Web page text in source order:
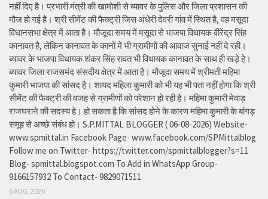
नहीं दिए है। प्रभारी मंत्री की खामोशी से ब्यावर के पुलिस और जिला प्रशासन की
मौज हो गई है। श्री सीमेंट की फैक्ट्री जिस अंधेरी देवरी गांव में स्थित है, वह मसूदा
विधानसभा क्षेत्र में आता है। मौजूदा समय में मसूदा से भाजपा विधायक वीरेंद्र सिंह
कानावत है, लेकिन कानावत के कानों में भी ग्रामीणों की आवाज सुनाई नहीं दे रही।
ब्यावर के भाजपा विधायक शंकर सिंह रावत भी विधायक कानावत के साथ ही खड़े हे।
ब्यावर जिला राजसमंद संसदीय क्षेत्र में आता है। मौजूदा समय में श्रीमती महिमा
कुमारी भाजपा की सांसद है। शायद महिला कुमारी को भी यह भी पता नहीं होगा कि श्री
सीमेंट की फैक्ट्री की वजह से ग्रामीणों को परेशान हो रही है। महिमा कुमारी मेवाड़
राजघराने की सदस्य हे। हो सकता है कि सांसद होने के कारण महिमा कुमारी के बांगड़
समूह से अच्छे संबंध हो। S.P.MITTAL BLOGGER ( 06-08-2026) Website-
www.spmittal.in Facebook Page- www.facebook.com/SPMittalblog
Follow me on Twitter- https://twitter.com/spmittalblogger?s=11
Blog- spmittal.blogspot.com To Add in WhatsApp Group-
9166157932 To Contact- 9829071511
6 AUG, 2026